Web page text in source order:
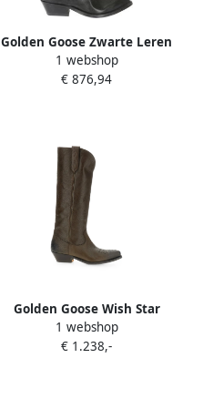
Golden Goose Zwarte Leren
Laarzen met Ster Inleg
Black Dames
1 webshop
€ 876,94
Golden Goose Wish Star
embossed-floral western
boots Bruin
1 webshop
€ 1.238,-